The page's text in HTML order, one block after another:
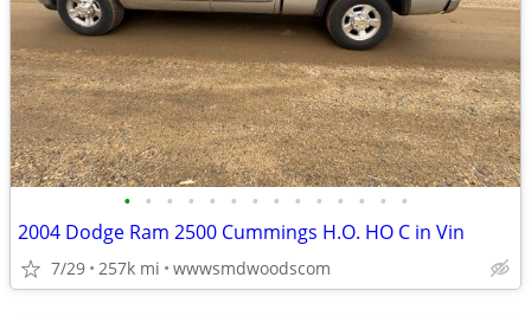
• • • • • • • • • • • • • •
2004 Dodge Ram 2500 Cummings H.O. HO C in Vin
7/29 257k mi wwwsmdwoodscom